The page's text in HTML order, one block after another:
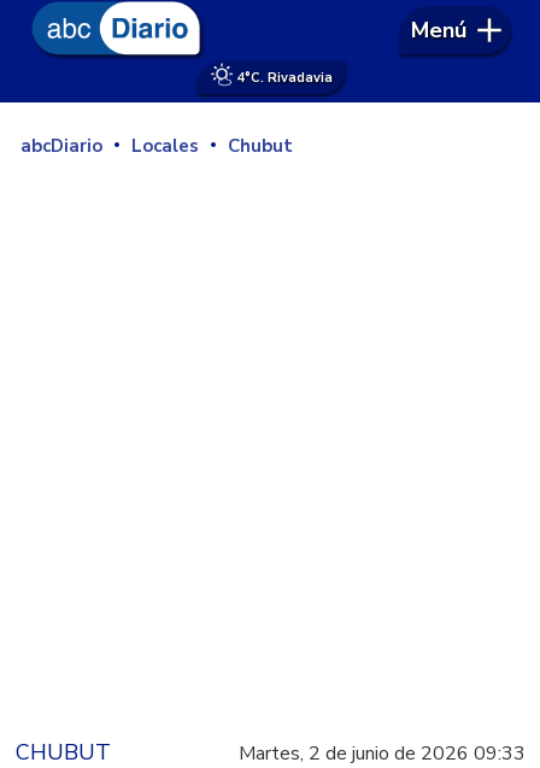
4°C. Rivadavia
Menú
abcDiario Locales Chubut
CHUBUT Martes, 2 de junio de 2026 09:33